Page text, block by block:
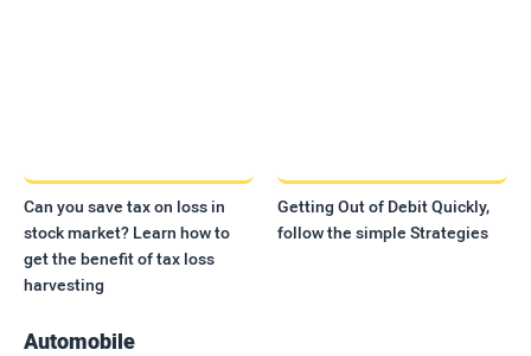
Can you save tax on loss in
stock market? Learn how to
get the benefit of tax loss
harvesting
Getting Out of Debit Quickly,
follow the simple Strategies
Automobile